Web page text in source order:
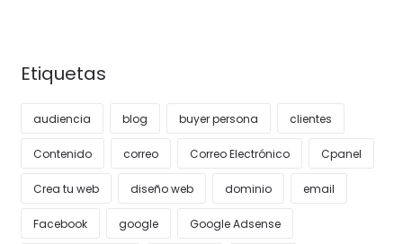
Etiquetas
audiencia blog buyer persona clientes
Contenido correo Correo Electrónico Cpanel
Crea tu web diseño web dominio email
Facebook google Google Adsense